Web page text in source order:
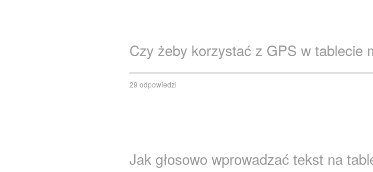
Czy żeby korzystać z GPS w tablecie
29 odpowiedzi
Jak głosowo wprowadzać tekst na